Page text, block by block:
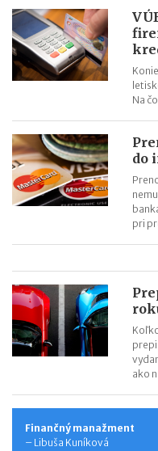
Na
do
pri
ako
Finančný manažment
– Libuša Kuníková